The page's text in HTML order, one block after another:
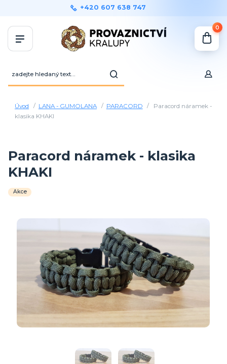
+420 607 638 747
0
Úvod LANA - GUMOLANA PARACORD
Paracord náramek -
klasika KHAKI
Paracord náramek - klasika
KHAKI
Akce